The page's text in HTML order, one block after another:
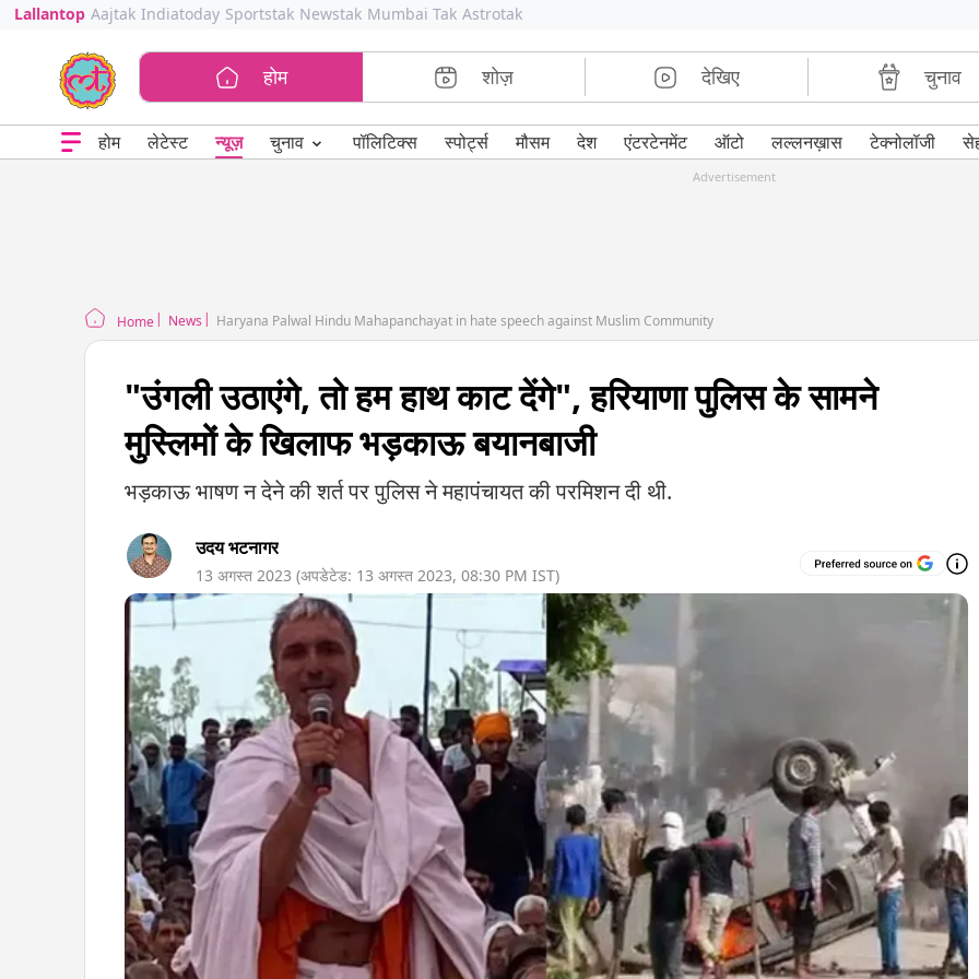
Lallantop Aajtak Indiatoday Sportstak Newstak Mumbai Tak Astrotak
होम शोज़ देखिए चुनाव
होम लेटेस्ट न्यूज़ चुनाव ⌄ पॉलिटिक्स स्पोर्ट्स मौसम देश एंटरटेनमेंट ऑटो लल्लनख़ास टेक्नोलॉजी
Advertisement
Home News Haryana Palwal Hindu Mahapanchayat in hate speech against Muslim Community
"उंगली उठाएंगे, तो हम हाथ काट देंगे", हरियाणा पुलिस के सामने
मुस्लिमों के खिलाफ भड़काऊ बयानबाजी
भड़काऊ भाषण न देने की शर्त पर पुलिस ने महापंचायत की परमिशन दी थी.
उदय भटनागर
13 अगस्त 2023 (अपडेटेड: 13 अगस्त 2023, 08:30 PM IST)